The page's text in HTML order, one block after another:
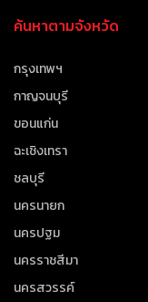
ค้นหาตามจังหวัด
กรุงเทพฯ
กาญจนบุรี
ขอนแก่น
ฉะเชิงเทรา
ชลบุรี
นครนายก
นครปฐม
นครราชสีมา
นครสวรรค์